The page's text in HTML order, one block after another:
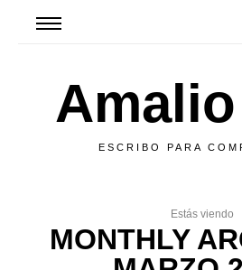
ESCRIBO PARA
Estás viendo
MONTHLY